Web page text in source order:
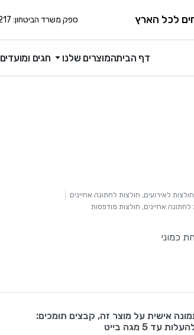
לכל הארץ ספק משרד הביטחון: 0011020217
דף הביתהמוצרים שלנו חגים ומועדים
חולצות לאירועים, חולצות לחתונה אחיינים
לחתונה אחיינים, חולצות מודפסות
כמוני
אישית על מוצר זה, קבצים תומכים: